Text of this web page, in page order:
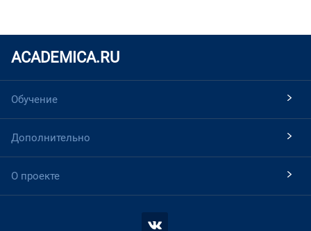
ACADEMICA.RU
Обучение
Дополнительно
О проекте